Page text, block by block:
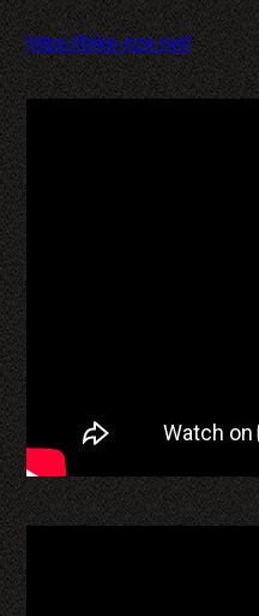
https://bike-rize.net/